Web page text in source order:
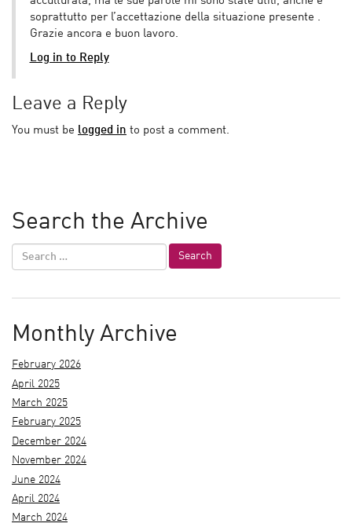
soprattutto per l’accettazione della situazione presente .
Grazie ancora e buon lavoro.
Log in to Reply
Leave a Reply
You must be logged in to post a comment.
Search the Archive
Monthly Archive
February 2026
April 2025
March 2025
February 2025
December 2024
November 2024
June 2024
April 2024
March 2024